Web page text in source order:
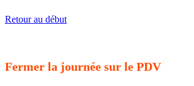
Retour au début
Fermer la journée sur le PDV